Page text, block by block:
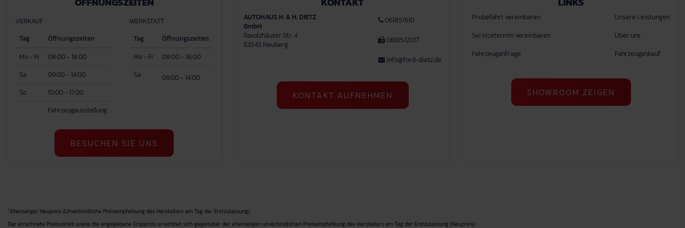
VERKAUF
Tag
Öffnungszeiten
Mo - Fr
08:00 - 18:00
Sa
09:00 - 14:00
So
10:00 - 17:00
Fahrzeugausstellung
WERKSTATT
Tag
Öffnungszeiten
Mo - Fr
08:00 - 18:00
Sa
09:00 - 14:00
BESUCHEN SIE UNS
AUTOHAUS H. & H. DIETZ
GmbH
Ravolzhäuser Str. 4
63543 Neuberg
06185/610
06185/2017
info@ford-dietz.de
KONTAKT AUFNEHMEN
Probefahrt vereinbaren
Servicetermin vereinbaren
Fahrzeuganfrage
Unsere Leistungen
Über uns
Fahrzeugankauf
SHOWROOM ZEIGEN
1 Ehemaliger Neupreis (Unverbindliche Preisempfehlung des Herstellers am Tag der Erstzulassung).
Der errechnete Preisvorteil sowie die angegebene Ersparnis errechnet sich gegenüber der ehemaligen unverbindlichen Preisempfehlung des Herstellers am Tag der Erstzulassung (Neupreis).